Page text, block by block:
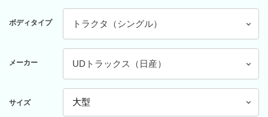
ボディタイプ トラクタ（シングル）
メーカー UDトラックス（日産）
サイズ